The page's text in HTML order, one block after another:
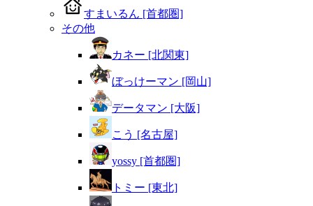
すまいるん [首都圏]
その他
カネー [北関東]
ぼっけーマン [岡山]
データマン [大阪]
こう [名古屋]
yossy [首都圏]
トミー [東北]